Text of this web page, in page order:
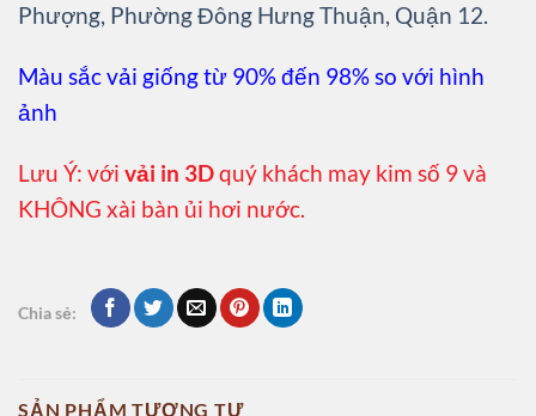
Phượng, Phường Đông Hưng Thuận, Quận 12.
Màu sắc vải giống từ 90% đến 98% so với hình
ảnh
Lưu Ý: với vải in 3Dquý khách may kim số 9 và
KHÔNG xài bàn ủi hơi nước.
Chia sẻ:
SẢN PHẨM TƯƠNG TỰ